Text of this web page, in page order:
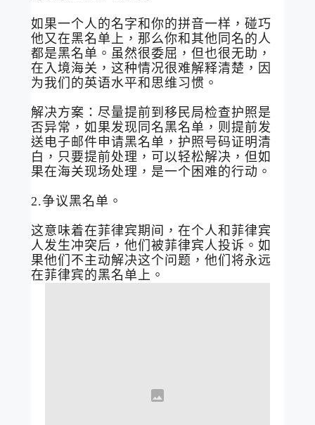
如果一个人的名字和你的拼音一样，碰巧
他又在黑名单上，那么你和其他同名的人
都是黑名单。虽然很委屈，但也很无助，
在入境海关，这种情况很难解释清楚，因
为我们的英语水平和思维习惯。
解决方案：尽量提前到移民局检查护照是
否异常，如果发现同名黑名单，则提前发
送电子邮件申请黑名单，护照号码证明清
白，只要提前处理，可以轻松解决，但如
果在海关现场处理，是一个困难的行动。
2.争议黑名单。
这意味着在菲律宾期间，在个人和菲律宾
人发生冲突后，他们被菲律宾人投诉。如
果他们不主动解决这个问题，他们将永远
在菲律宾的黑名单上。